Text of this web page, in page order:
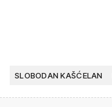
SLOBODAN KAŠĆELAN